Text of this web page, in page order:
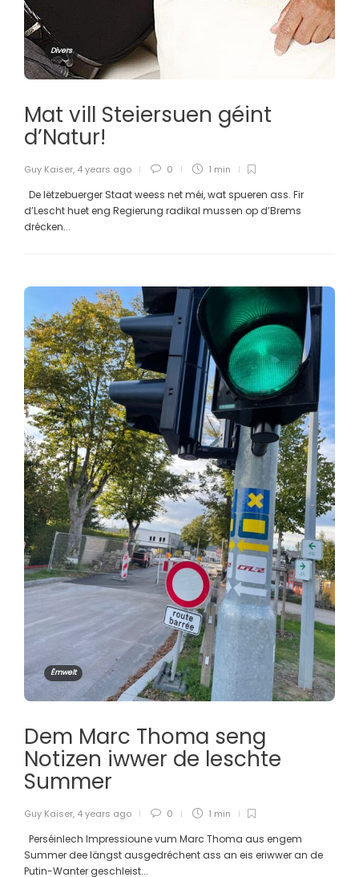
Divers
Mat vill Steiersuen géint
d’Natur!
Guy Kaiser, 4 years ago 0 1 min
De lëtzebuerger Staat weess net méi, wat spueren ass. Fir
d’Lescht huet eng Regierung radikal mussen op d’Brems
drécken...
Ëmwelt
Dem Marc Thoma seng
Notizen iwwer de leschte
Summer
Guy Kaiser, 4 years ago 0 1 min
Perséinlech Impressioune vum Marc Thoma aus engem
Summer dee längst ausgedréchent ass an eis eriwwer an de
Putin-Wanter geschleist...